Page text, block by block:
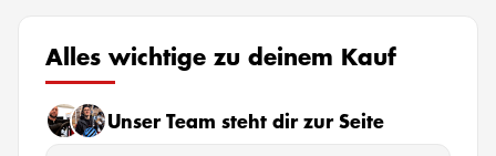
Alles wichtige zu deinem Kauf
Unser Team steht dir zur Seite